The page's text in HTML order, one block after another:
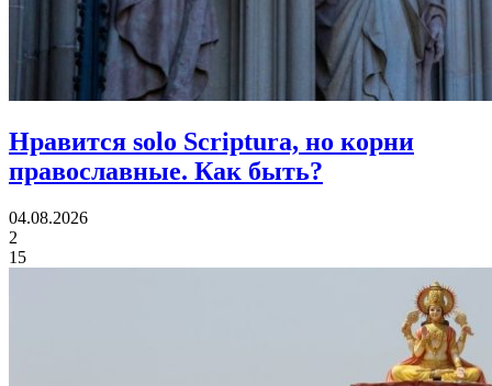
Нравится solo Scriptura, но корни
православные. Как быть?
04.08.2026
2
15